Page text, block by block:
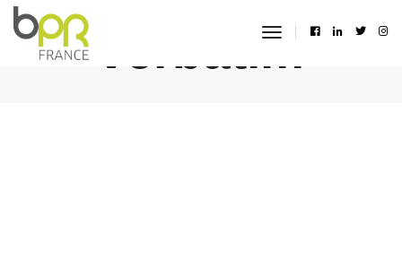
toggle
verbatim